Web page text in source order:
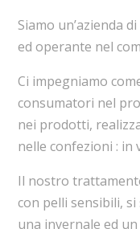
Siamo un’azienda
ed operante nel
Ci impegniamo
consumatori nel
nei prodotti,
nelle confezioni : in
Il nostro
con pelli sensibili,
una invernale ed